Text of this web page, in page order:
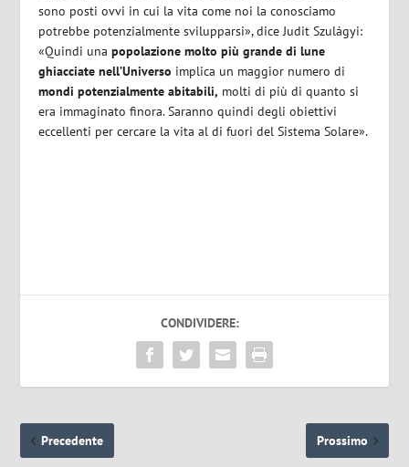
sono posti ovvi in ​​cui la vita come noi la conosciamo
potrebbe potenzialmente svilupparsi», dice Judit Szulágyi:
«Quindi unapopolazione molto più grande di lune
ghiacciate nell’Universo implica un maggior numero di
mondi potenzialmente abitabili, molti di più di quanto si
era immaginato finora. Saranno quindi degli obiettivi
eccellenti per cercare la vita al di fuori del Sistema Solare».
CONDIVIDERE:
Precedente Prossimo